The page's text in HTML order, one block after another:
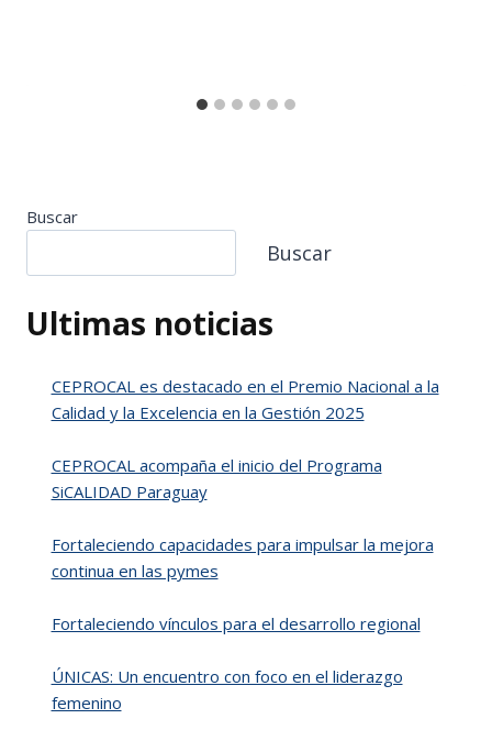
Buscar
Buscar
Ultimas noticias
CEPROCAL es destacado en el Premio Nacional a la
Calidad y la Excelencia en la Gestión 2025
CEPROCAL acompaña el inicio del Programa
SiCALIDAD Paraguay
Fortaleciendo capacidades para impulsar la mejora
continua en las pymes
Fortaleciendo vínculos para el desarrollo regional
ÚNICAS: Un encuentro con foco en el liderazgo
femenino